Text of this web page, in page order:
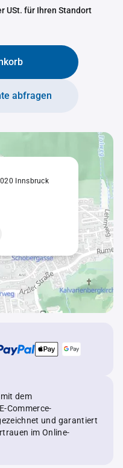
USt. für Ihren Standort
abfragen
Innsbruck
dem
Commerce-
und garantiert
im Online-